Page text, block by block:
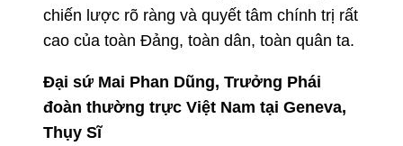
chiến lược rõ ràng và quyết tâm chính trị rất
cao của toàn Đảng, toàn dân, toàn quân ta.
Đại sứ Mai Phan Dũng, Trưởng Phái
đoàn thường trực Việt Nam tại Geneva,
Thụy Sĩ